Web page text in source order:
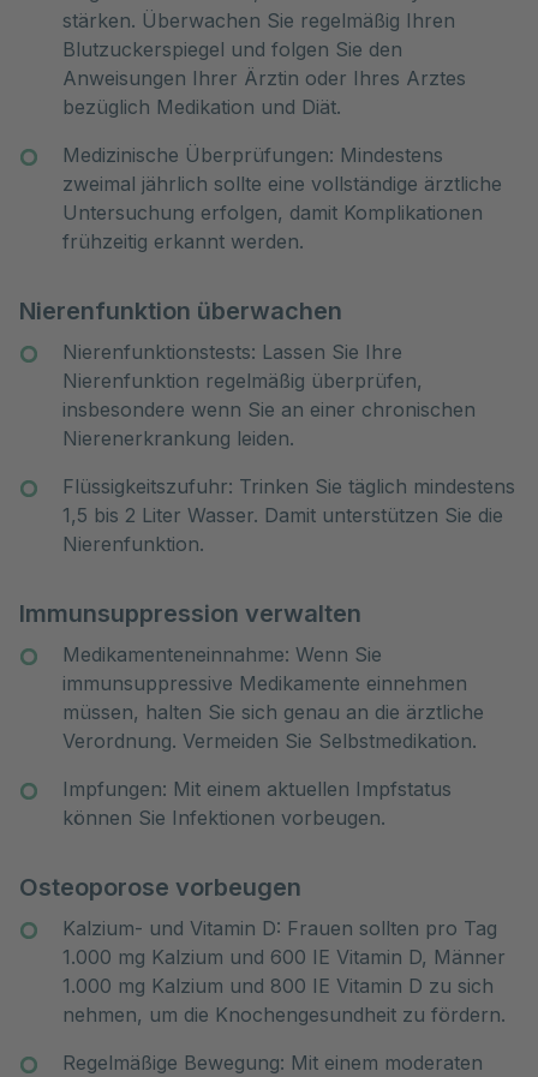
stärken. Überwachen Sie regelmäßig Ihren
Blutzuckerspiegel und folgen Sie den
Anweisungen Ihrer Ärztin oder Ihres Arztes
bezüglich Medikation und Diät.
Medizinische Überprüfungen: Mindestens
zweimal jährlich sollte eine vollständige ärztliche
Untersuchung erfolgen, damit Komplikationen
frühzeitig erkannt werden.
Nierenfunktion überwachen
Nierenfunktionstests: Lassen Sie Ihre
Nierenfunktion regelmäßig überprüfen,
insbesondere wenn Sie an einer chronischen
Nierenerkrankung leiden.
Flüssigkeitszufuhr: Trinken Sie täglich mindestens
1,5 bis 2 Liter Wasser. Damit unterstützen Sie die
Nierenfunktion.
Immunsuppression verwalten
Medikamenteneinnahme: Wenn Sie
immunsuppressive Medikamente einnehmen
müssen, halten Sie sich genau an die ärztliche
Verordnung. Vermeiden Sie Selbstmedikation.
Impfungen: Mit einem aktuellen Impfstatus
können Sie Infektionen vorbeugen.
Osteoporose vorbeugen
Kalzium- und Vitamin D: Frauen sollten pro Tag
1.000 mg Kalzium und 600 IE Vitamin D, Männer
1.000 mg Kalzium und 800 IE Vitamin D zu sich
nehmen, um die Knochengesundheit zu fördern.
Regelmäßige Bewegung: Mit einem moderaten